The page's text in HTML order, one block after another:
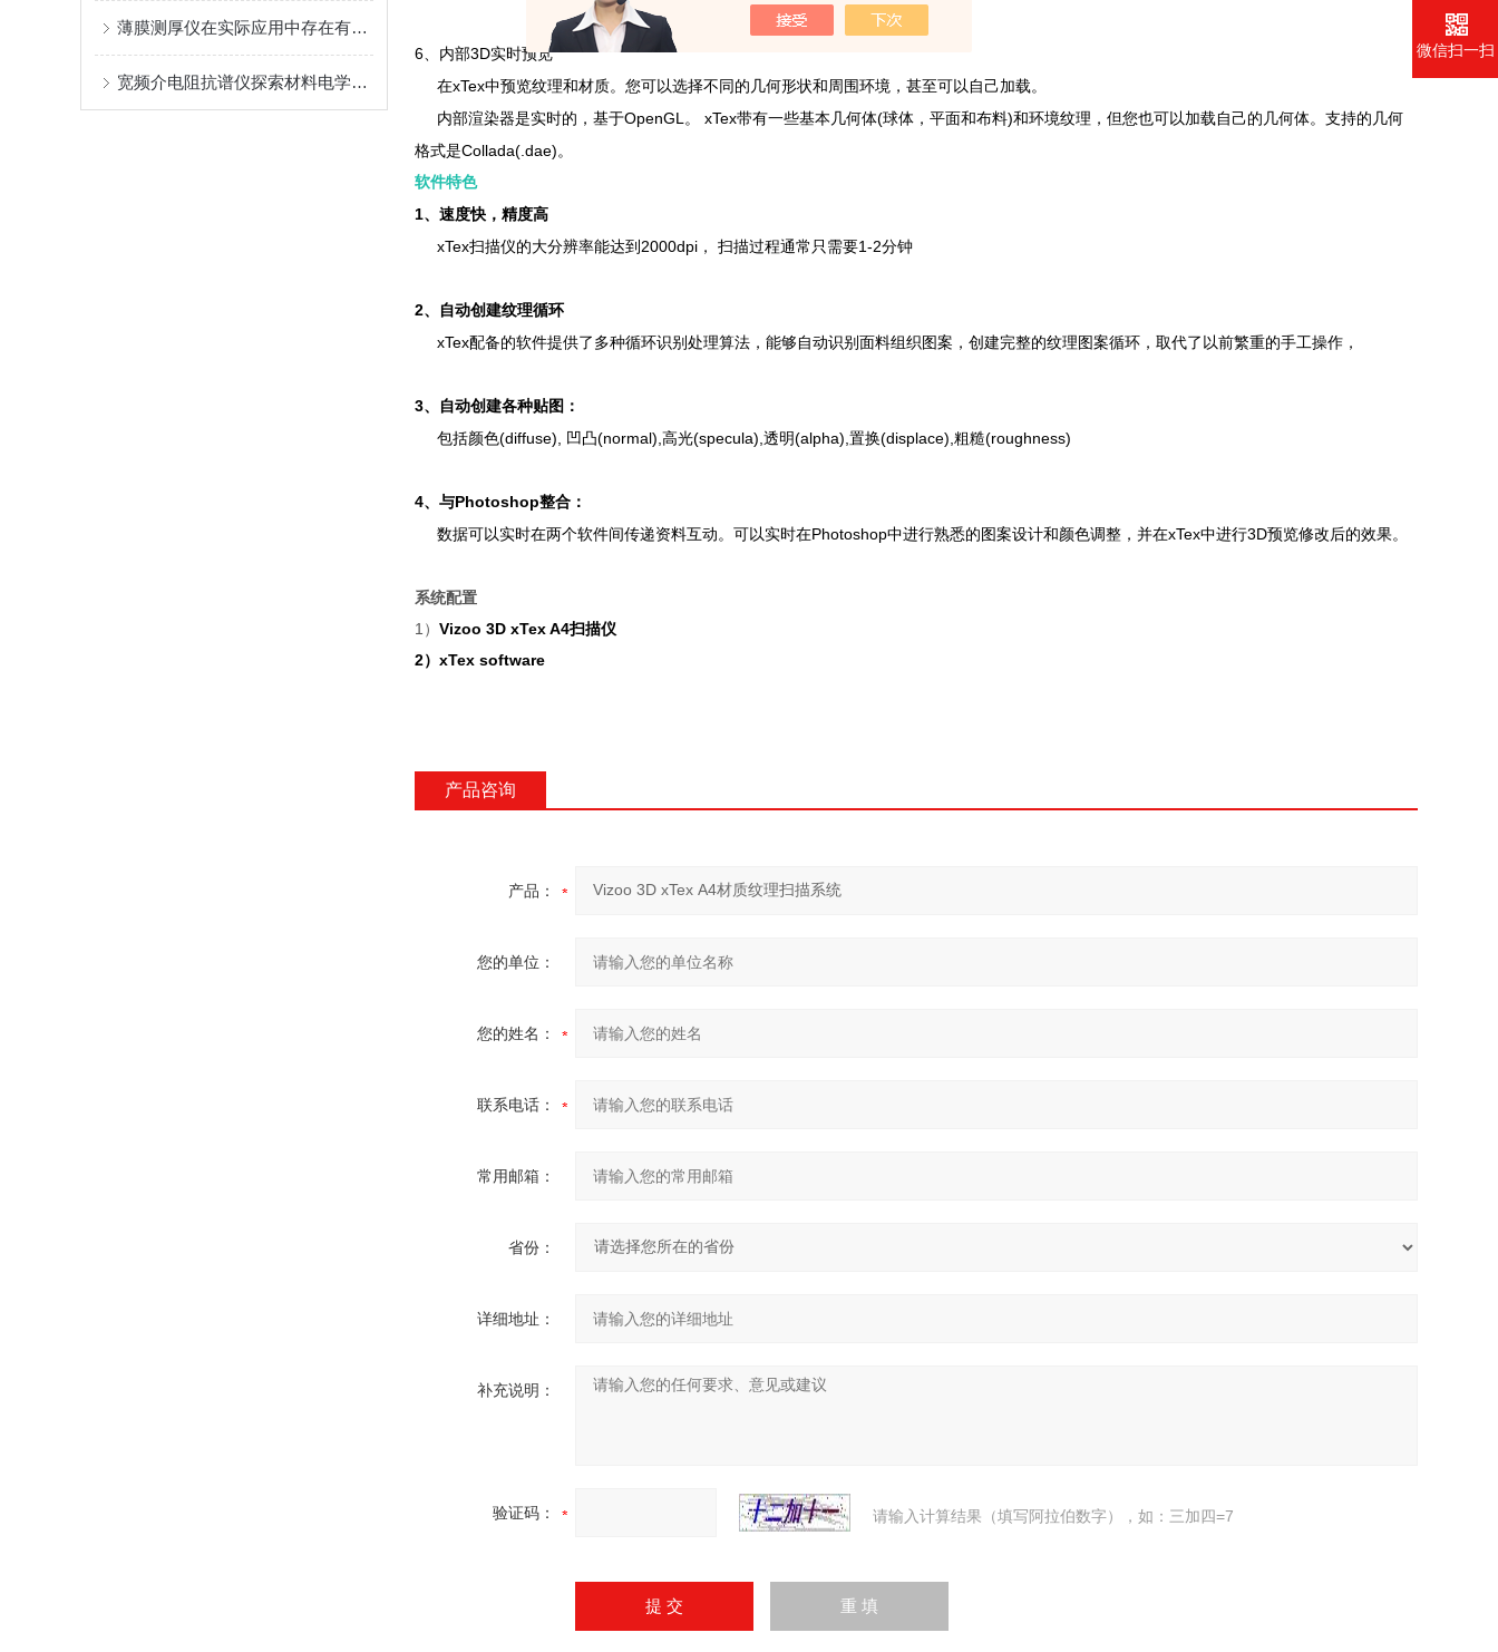
薄膜测厚仪在实际应用中存在有什么意义
宽频介电阻抗谱仪探索材料电学特性的“超级显微镜“
6、内部3D实时预览
在xTex中预览纹理和材质。您可以选择不同的几何形状和周围环境，甚至可以自己加载。
内部渲染器是实时的，基于OpenGL 。 xTex带有一些基本几何体(球体，平面和布料)和环境纹理，但您也可以加载自己的几何体。支持的几何
格式是Collada(.dae)。
软件特色
1、速度快，精度高
xTex扫描仪的大分辨率能达到 2000dpi ， 扫描过程通常只需要1-2分钟
2、自动创建纹理循环
xTex配备的软件提供了多种循环识别处理算法，能够自动识别面料组织图案，创建完整的纹理图案循环，取代了以前繁重的手工操作，
3、自动创建各种贴图：
包括颜色(diffuse), 凹凸(normal), 高光(specula), 透明(alpha), 置换(displace), 粗糙(roughness)
4、与Photoshop整合：
数据可以实时在两个软件间传递资料互动。可以实时在Photoshop中进行熟悉的图案设计和颜色调整，并在xTex中进行3D预览修改后的效果。
系统配置
1） Vizoo 3D xTex A4扫描仪
2）xTex software
产品咨询
产品：
您的单位：
您的姓名：
联系电话：
常用邮箱：
省份：
详细地址：
补充说明：
验证码： 请输入计算结果（填写阿拉伯数字），如：三加四=7
微信扫一扫